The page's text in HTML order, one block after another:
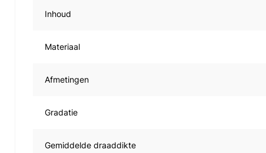
Inhoud
Materiaal
Afmetingen
Gradatie
Gemiddelde draaddikte